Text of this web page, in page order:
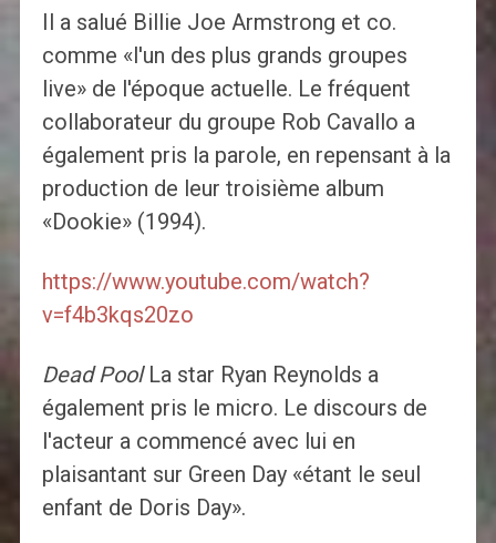
Il a salué Billie Joe Armstrong et co.
comme «l'un des plus grands groupes
live» de l'époque actuelle. Le fréquent
collaborateur du groupe Rob Cavallo a
également pris la parole, en repensant à la
production de leur troisième album
«Dookie» (1994).
https://www.youtube.com/watch?
v=f4b3kqs20zo
Dead PoolLa star Ryan Reynolds a
également pris le micro. Le discours de
l'acteur a commencé avec lui en
plaisantant sur Green Day «étant le seul
enfant de Doris Day».